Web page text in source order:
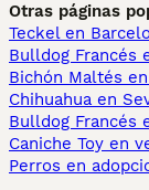
Otras páginas
Teckel en
Bulldog Francés
Bichón Maltés
Chihuahua en
Bulldog Francés
Caniche Toy en
Perros en